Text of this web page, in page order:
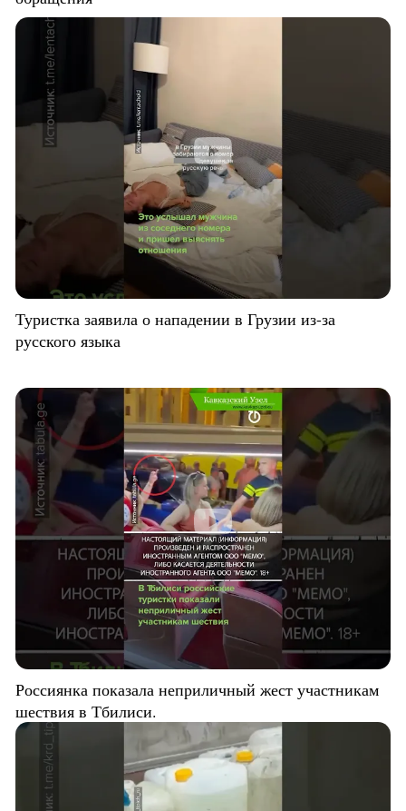
Туристка заявила о нападении в Грузии из-за
русского языка
Россиянка показала неприличный жест участникам
шествия в Тбилиси.